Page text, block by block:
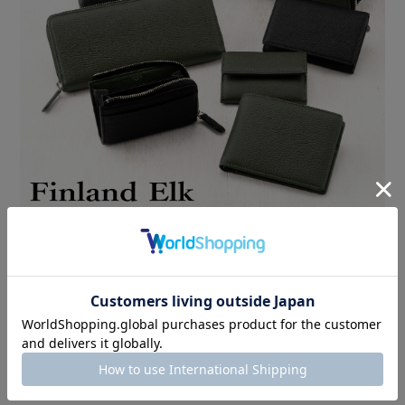
環境に適したサステナブル(持続可能)なモノづく
このシリーズで使用したのは、フィンランドの豊かな自然が育
んだ「エルク(ヘラジカ)」の革です。
エルクは林業被害や交通事
故の予防の為、免許を持つハンターが実施する野生動物管理に